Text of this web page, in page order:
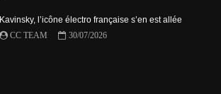
Kavinsky, l’icône électro française s’en est allée
CC TEAM
30/07/2026